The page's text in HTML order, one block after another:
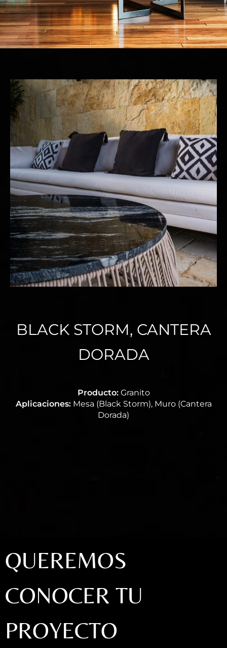
BLACK STORM, CANTERA
DORADA
Producto: Granito
Aplicaciones: Mesa (Black Storm), Muro (Cantera
Dorada)
QUEREMOS
CONOCER TU
PROYECTO